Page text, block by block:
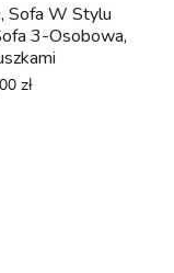
Sofa W Stylu
3-Osobowa,
zł